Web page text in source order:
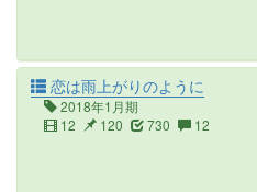
恋は雨上がりのように
2018年1月期
12
120 730 12